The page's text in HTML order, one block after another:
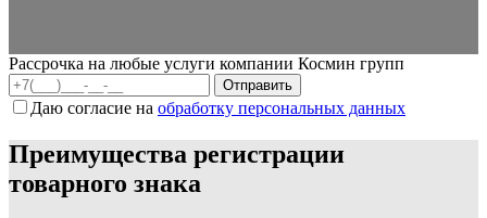
Рассрочка на любые услуги компании Космин групп
Даю согласие на обработку персональных данных
Преимущества регистрации
товарного знака